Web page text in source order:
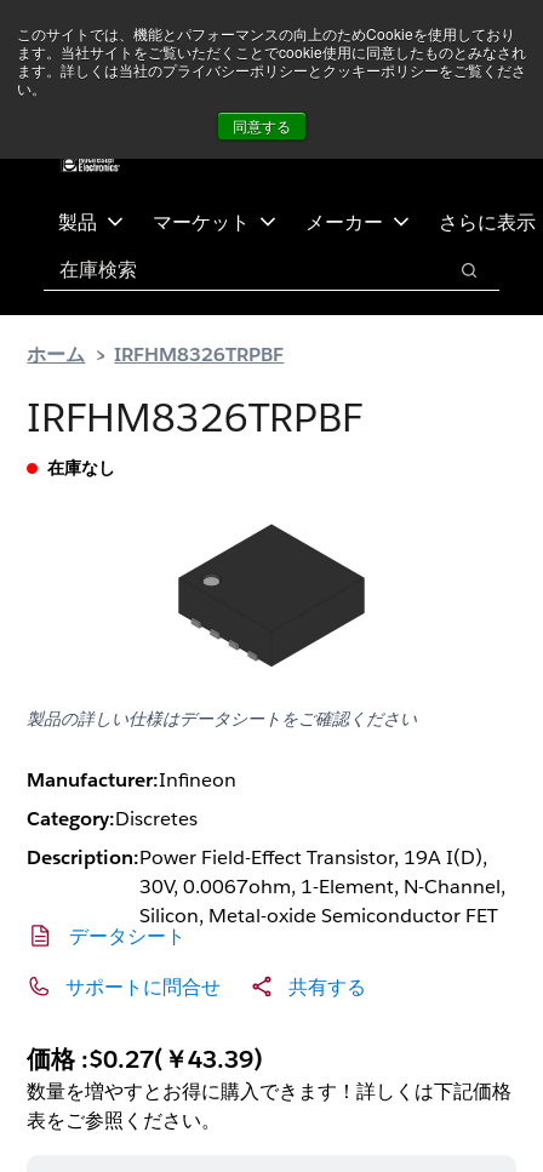
このサイトでは、機能とパフォーマンスの向上のためCookieを使用しており
ます。当社サイトをご覧いただくことでcookie使用に同意したものとみなされ
ます。詳しくは当社のプライバシーポリシーとクッキーポリシーをご覧くださ
い。
同意する
テ
ス
ありません 詳しい情報はこちら➜
製品 マーケット メーカー さらに表示
検索
検索
ホーム IRFHM8326TRPBF
IRFHM8326TRPBF
在庫なし
製品の詳しい仕様はデータシートをご確認ください
Manufacturer:Infineon
Category:Discretes
Description:Power Field-Effect Transistor, 19A I(D),
30V, 0.0067ohm, 1-Element, N-Channel,
Silicon, Metal-oxide Semiconductor FET
データシート
サポートに問合せ 共有する
価格 :$0.27(￥43.39)
数量を増やすとお得に購入できます！詳しくは下記価格
表をご参照ください。